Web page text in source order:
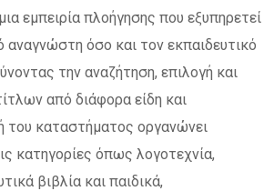
εμπειρία πλοήγησης που εξυπηρετεί
αναγνώστη όσο και τον εκπαιδευτικό
την αναζήτηση, επιλογή και
από διάφορα είδη και
του καταστήματος οργανώνει
κατηγορίες όπως λογοτεχνία,
βιβλία και παιδικά,